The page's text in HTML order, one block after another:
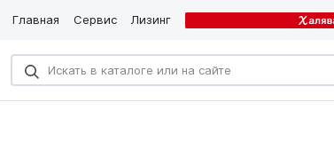
Главная Сервис Лизинг